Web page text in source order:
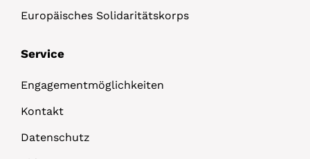
Europäisches Solidaritätskorps
Service
Engagementmöglichkeiten
Kontakt
Datenschutz